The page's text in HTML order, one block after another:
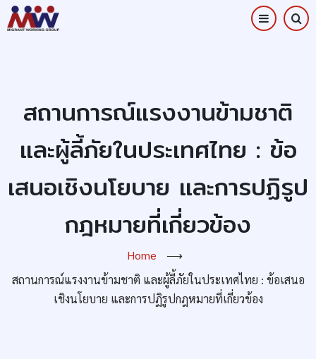
Skip
to
สถานการณ์แรงงานข้ามชาติ
และผู้ลี้ภัยในประเทศไทย : ข้อ
เสนอเชิงนโยบาย และการปฏิรูป
กฎหมายที่เกี่ยวข้อง
Home
⟶
สถานการณ์แรงงานข้ามชาติ และผู้ลี้ภัยในประเทศไทย : ข้อเสนอ
เชิงนโยบาย และการปฏิรูปกฎหมายที่เกี่ยวข้อง